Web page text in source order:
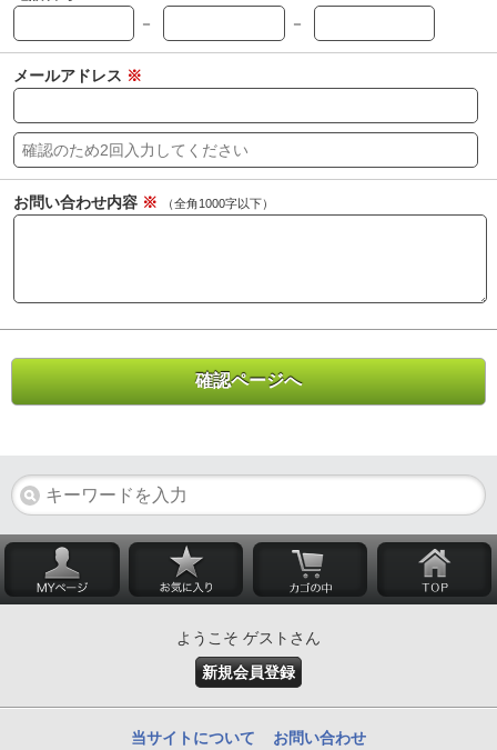
－
－
メールアドレス ※
お問い合わせ内容 ※ （全角1000字以下）
ようこそ ゲストさん
新規会員登録
当サイトについて お問い合わせ